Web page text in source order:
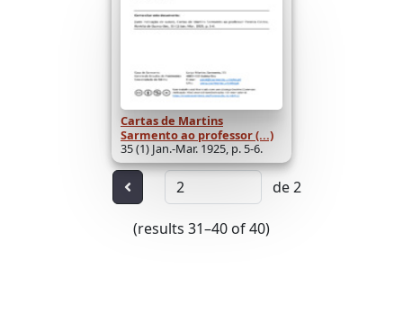
Cartas de Martins
Sarmento ao professor (...)
35 (1) Jan.-Mar. 1925, p. 5-6.
Anterior de 2
(results 31–40 of 40)